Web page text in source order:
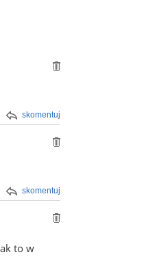
skomentuj
skomentuj
to w